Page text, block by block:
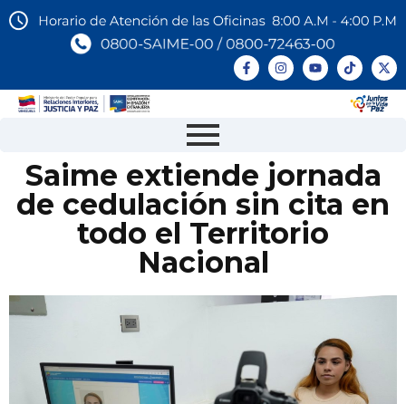
Saime extiende jornada
de cedulación sin cita en
todo el Territorio
Nacional